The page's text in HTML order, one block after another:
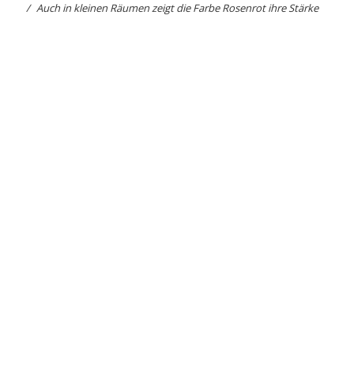
Auch in kleinen Räumen zeigt die Farbe Rosenrot ihre Stärke